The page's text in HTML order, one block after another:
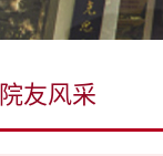
院友风采